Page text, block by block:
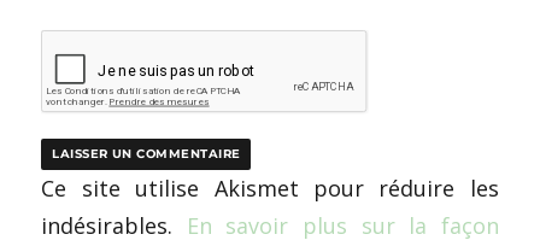
Ce site utilise Akismet pour réduire les
indésirables. En savoir plus sur la façon